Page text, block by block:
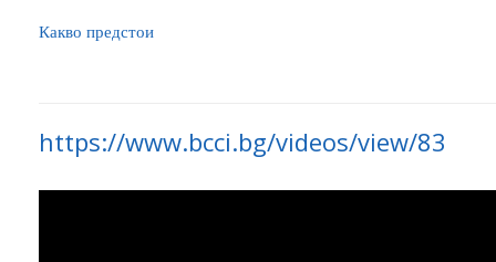
Какво предстои
https://www.bcci.bg/videos/view/83